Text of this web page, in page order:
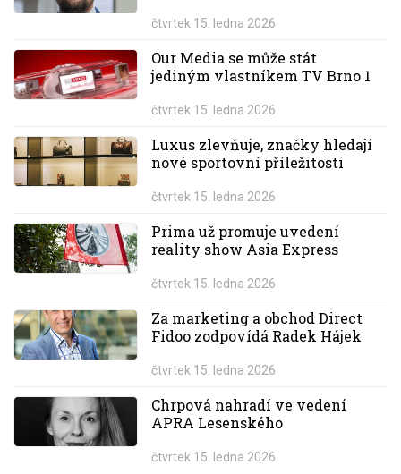
čtvrtek 15. ledna 2026
Our Media se může stát
jediným vlastníkem TV Brno 1
čtvrtek 15. ledna 2026
Luxus zlevňuje, značky hledají
nové sportovní příležitosti
čtvrtek 15. ledna 2026
Prima už promuje uvedení
reality show Asia Express
čtvrtek 15. ledna 2026
Za marketing a obchod Direct
Fidoo zodpovídá Radek Hájek
čtvrtek 15. ledna 2026
Chrpová nahradí ve vedení
APRA Lesenského
čtvrtek 15. ledna 2026